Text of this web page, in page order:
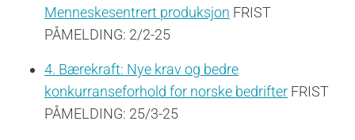
Menneskesentrert produksjon FRIST
PÅMELDING: 2/2-25
4. Bærekraft: Nye krav og bedre
konkurranseforhold for norske bedrifter FRIST
PÅMELDING: 25/3-25